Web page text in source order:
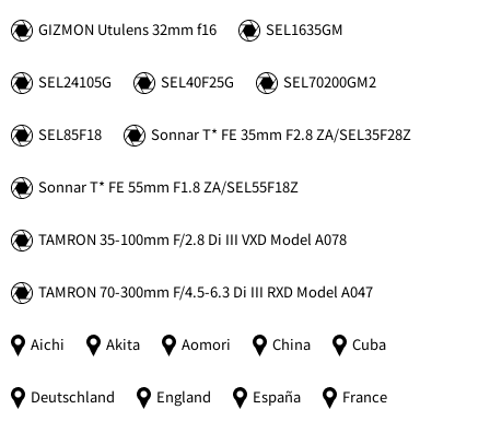
GIZMON Utulens 32mm f16 SEL1635GM
SEL24105G SEL40F25G SEL70200GM2
SEL85F18 SonnarT* FE 35mm F2.8 ZA/SEL35F28Z
SonnarT* FE 55mm F1.8 ZA/SEL55F18Z
TAMRON 35-100mm F/2.8 Di III VXD Model A078
TAMRON 70-300mm F/4.5-6.3 Di III RXD Model A047
Aichi Akita Aomori China Cuba
Deutschland England España France